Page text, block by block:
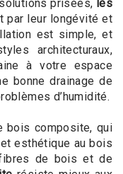
prisées, les
par leur longévité et
est simple, et
architecturaux,
à votre espace
bonne drainage de
d’humidité.
bois composite, qui
esthétique au bois
de bois et de